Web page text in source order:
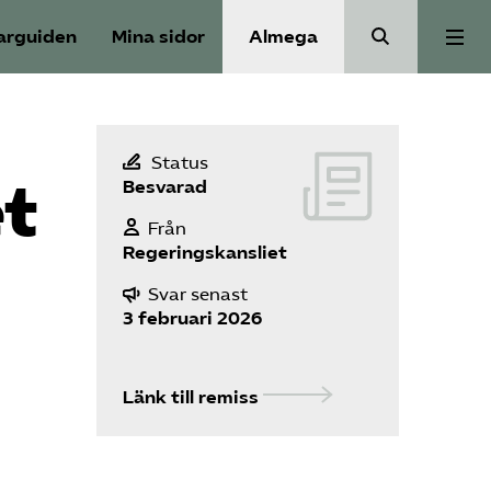
Mina sidor Almega
Valmanifest
Medlemskap
Status
Besvarad
Från
Regeringskansliet
Svar senast
3 februari 2026
Länk till remiss